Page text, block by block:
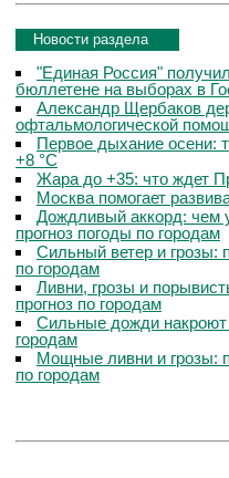
Новости раздела
"Единая Россия"
бюллетене на выборах в
Александр Щербаков
офтальмологической
Первое дыхание осени:
+8 °C
Жара до +35: что ждет
Москва помогает
Дождливый аккорд: чем
прогноз погоды по городам
Сильный ветер и грозы:
по городам
Ливни, грозы и
прогноз по городам
Сильные дожди
городам
Мощные ливни и грозы:
по городам